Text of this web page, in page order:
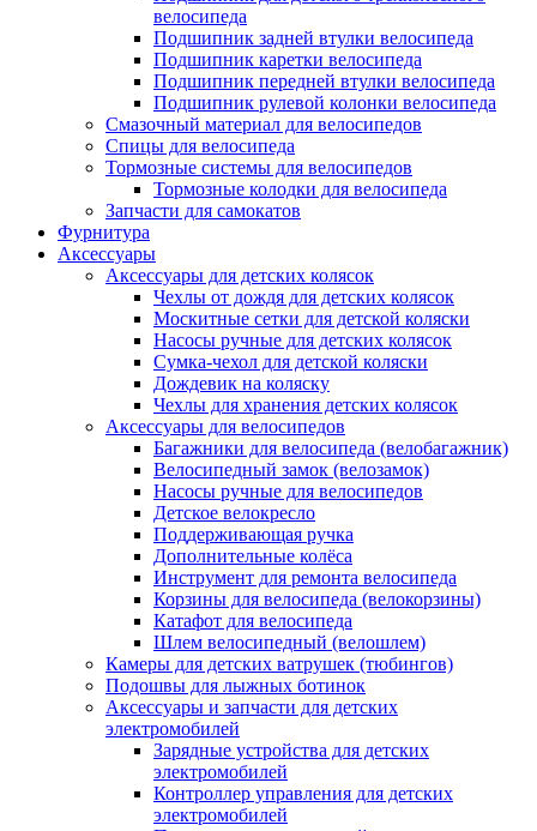
велосипеда
Подшипник задней втулки велосипеда
Подшипник каретки велосипеда
Подшипник передней втулки велосипеда
Подшипник рулевой колонки велосипеда
Смазочный материал для велосипедов
Спицы для велосипеда
Тормозные системы для велосипедов
Тормозные колодки для велосипеда
Запчасти для самокатов
Фурнитура
Аксессуары
Аксессуары для детских колясок
Чехлы от дождя для детских колясок
Москитные сетки для детской коляски
Насосы ручные для детских колясок
Сумка-чехол для детской коляски
Дождевик на коляску
Чехлы для хранения детских колясок
Аксессуары для велосипедов
Багажники для велосипеда (велобагажник)
Велосипедный замок (велозамок)
Насосы ручные для велосипедов
Детское велокресло
Поддерживающая ручка
Дополнительные колёса
Инструмент для ремонта велосипеда
Корзины для велосипеда (велокорзины)
Катафот для велосипеда
Шлем велосипедный (велошлем)
Камеры для детских ватрушек (тюбингов)
Подошвы для лыжных ботинок
Аксессуары и запчасти для детских
электромобилей
Зарядные устройства для детских
электромобилей
Контроллер управления для детских
электромобилей